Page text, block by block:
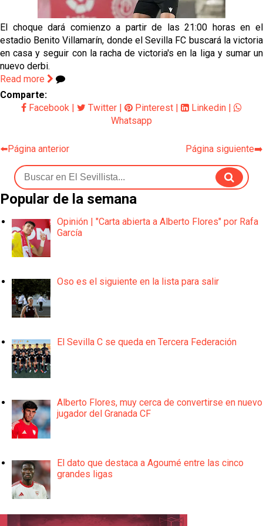
Nico Guillén:"Es importante que el equipo sea una
familia y se refleje en el campo"
El Sevilla oficializa el traspaso de Sow
Miguel Sierra: La temporada pasada se vio
reflejado que podemos tirar para delante y
trabajamos con ilusión
OFICIAL | Alberto Flores se marcha traspasado al
El choque dará comienzo a partir de las 21:00 horas en el
estadio Benito Villamarín, donde el Sevilla FC buscará la victoria
en casa y seguir con la racha de victoria's en la liga y sumar un
nuevo derbi.
Read more
Comparte:
Facebook
Twitter Pinterest Linkedin
Whatsapp
⬅️Página anterior Página siguiente➡️
Popular de la semana
Opinión | "Carta abierta a Alberto Flores" por Rafa
García
Oso es el siguiente en la lista para salir
El Sevilla C se queda en Tercera Federación
Alberto Flores, muy cerca de convertirse en nuevo
jugador del Granada CF
El dato que destaca a Agoumé entre las cinco
grandes ligas